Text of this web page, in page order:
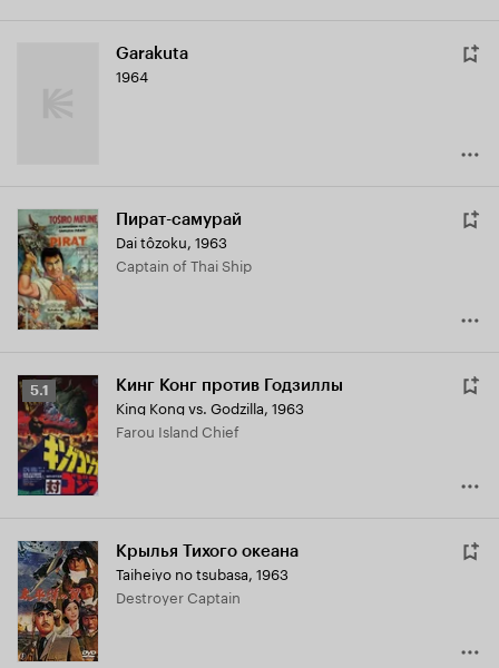
Garakuta
1964
Пират-самурай
Dai tôzoku, 1963
Captain of Thai Ship
Рейтинг
Кинопоиска
5.1
5.1 Кинг Конг против Годзиллы
King Kong vs. Godzilla, 1963
Farou Island Chief
Крылья Тихого океана
Taiheiyo no tsubasa, 1963
Destroyer Captain